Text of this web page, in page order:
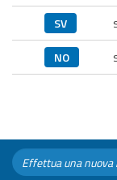
SV
NO